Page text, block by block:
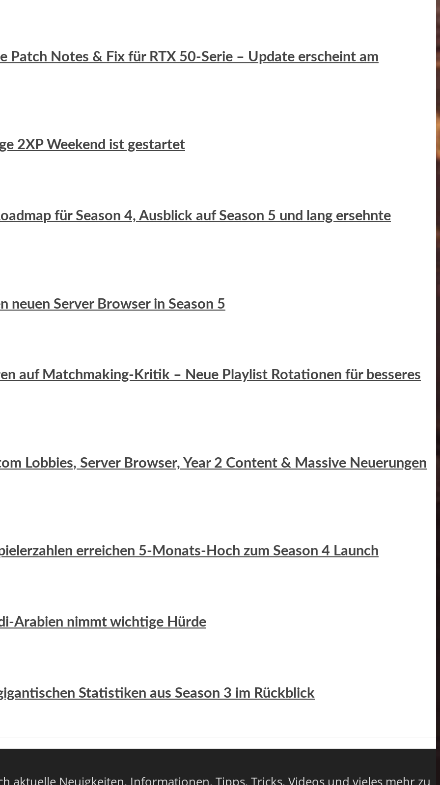
Patch Notes & Fix für RTX 50-Serie – Update erscheint am
2XP Weekend ist gestartet
für Season 4, Ausblick auf Season 5 und lang ersehnte
neuen Server Browser in Season 5
auf Matchmaking-Kritik – Neue Playlist Rotationen für besseres
Lobbies, Server Browser, Year 2 Content & Massive Neuerungen
erreichen 5-Monats-Hoch zum Season 4 Launch
Arabien nimmt wichtige Hürde
Statistiken aus Season 3 im Rückblick
aktuelle Neuigkeiten, Informationen, Tipps, Tricks, Videos und vieles mehr zu